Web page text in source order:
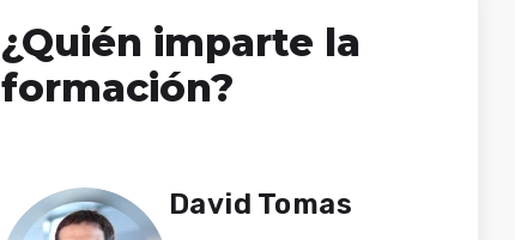
¿Quién imparte la
formación?
David Tomas